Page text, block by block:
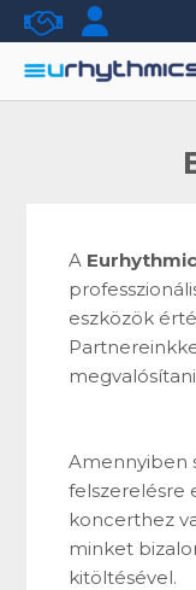
Skip
to
content
A
eszközök
Amennyiben
felszerelésre
koncerthez
minket
kitöltésével.